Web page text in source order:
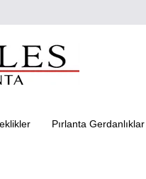
Pırlanta Gerdanlıklar